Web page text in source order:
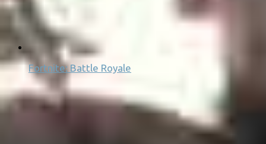
Fortnite: Battle Royale